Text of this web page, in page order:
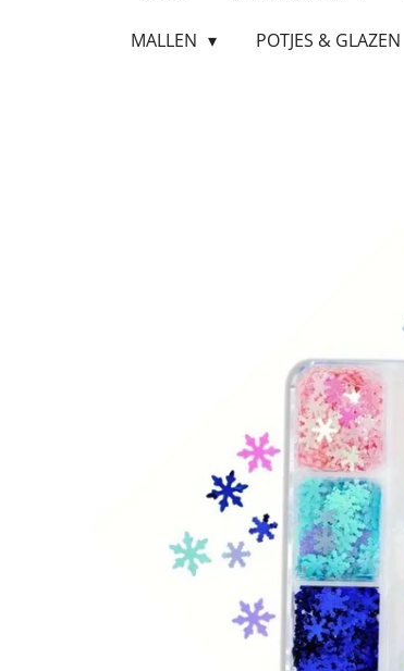
MALLEN
POTJES & GLAZEN